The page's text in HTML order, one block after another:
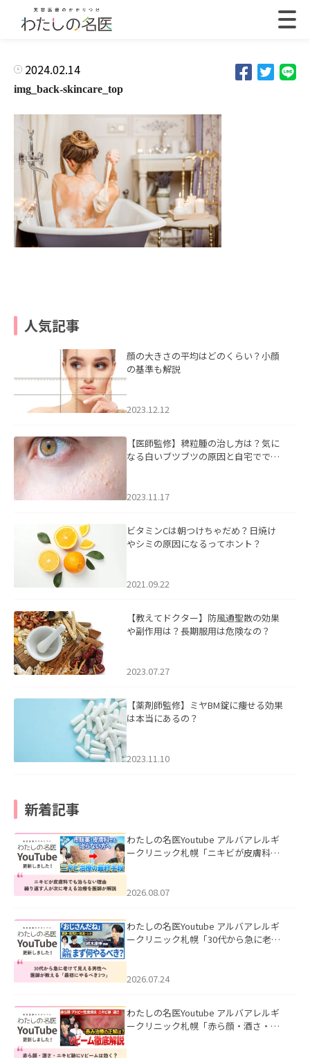
2024.02.14
img_back-skincare_top
人気記事
顔の大きさの平均はどのくらい？小顔
の基準も解説
2023.12.12
【医師監修】稗粒腫の治し方は？気に
なる白いブツブツの原因と自宅ででき
2023.11.17
ビタミンCは朝つけちゃだめ？日焼け
やシミの原因になるってホント？
2021.09.22
【教えてドクター】防風通聖散の効果
や副作用は？長期服用は危険なの？
2023.07.27
【薬剤師監修】ミヤBM錠に痩せる効果
は本当にあるの？
2023.11.10
新着記事
わたしの名医Youtube アルバアレルギ
ークリニック札幌「ニキビが皮膚科で
ました。
2026.08.07
わたしの名医Youtube アルバアレルギ
ークリニック札幌「30代から急に老け
た。
2026.07.24
わたしの名医Youtube アルバアレルギ
ークリニック札幌「赤ら顔・酒さ・ニ